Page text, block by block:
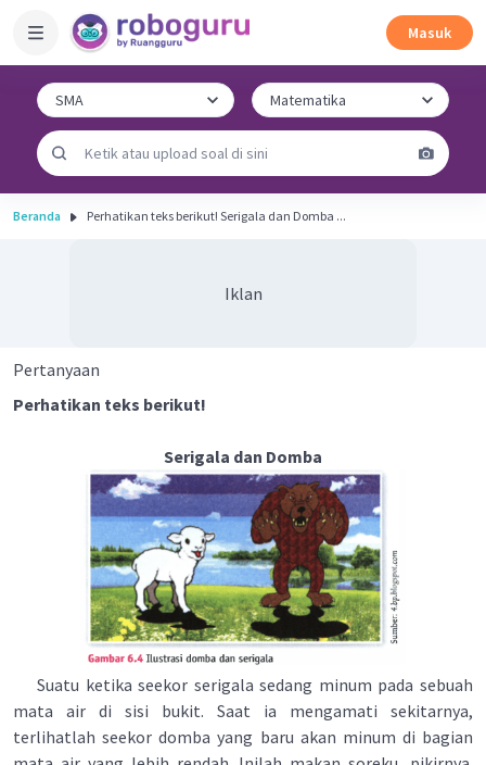
Masuk
Beranda Perhatikan teks berikut! Serigala dan Domba ...
Iklan
Pertanyaan
Perhatikan teks berikut!
Serigala dan Domba
Suatu ketika seekor serigala sedang minum pada sebuah
mata air di sisi bukit. Saat ia mengamati sekitarnya,
terlihatlah seekor domba yang baru akan minum di bagian